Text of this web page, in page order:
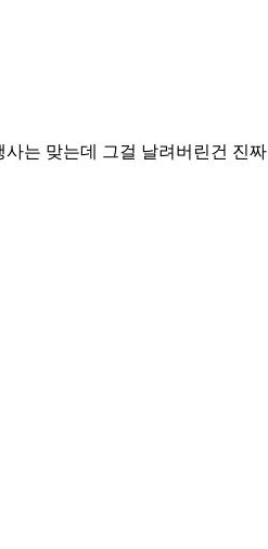
는 맞는데 그걸 날려버린건 진짜